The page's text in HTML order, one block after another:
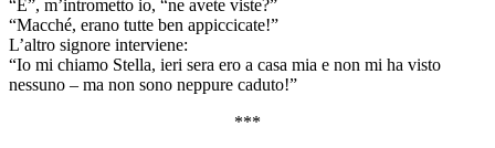
“E”, m’intrometto io, “ne avete viste?”
“Macché, erano tutte ben appiccicate!”
L’altro signore interviene:
“Io mi chiamo Stella, ieri sera ero a casa mia e non mi ha visto
nessuno – ma non sono neppure caduto!”
***